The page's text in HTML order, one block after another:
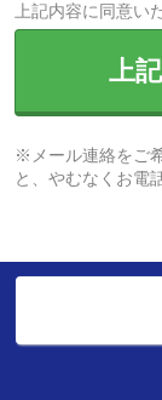
上記内容に同意い
上
※メール連絡をご
と、やむなくお電